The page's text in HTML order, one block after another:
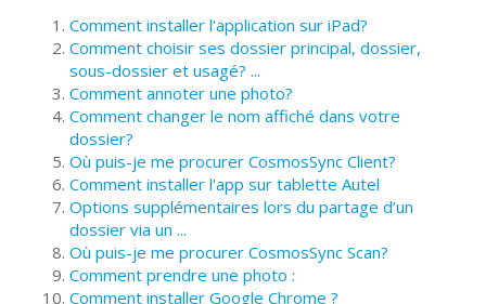
Comment installer l'application sur iPad?
Comment choisir ses dossier principal, dossier,
sous-dossier et usagé? ...
Comment annoter une photo?
Comment changer le nom affiché dans votre
dossier?
Où puis-je me procurer CosmosSync Client?
Comment installer l'app sur tablette Autel
Options supplémentaires lors du partage d’un
dossier via un ...
Où puis-je me procurer CosmosSync Scan?
Comment prendre une photo :
Comment installer Google Chrome ?